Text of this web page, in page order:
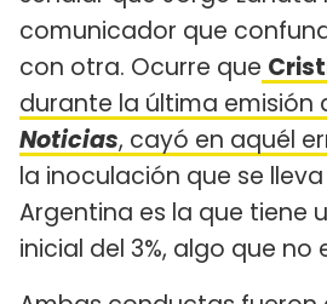
comunicador que
con otra. Ocurre que
durante la última emisión
Noticias, cayó en aquél
la inoculación que se
Argentina es la que tiene
inicial del 3%, algo que no